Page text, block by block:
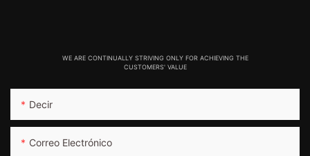
WE ARE CONTINUALLY STRIVING ONLY FOR ACHIEVING THE
CUSTOMERS' VALUE
Decir
Correo Electrónico